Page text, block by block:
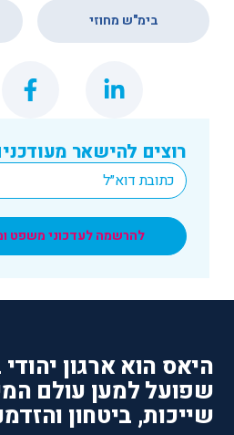
רוצים להישאר
Email
*
להרשמה לעדכוני משפט
בימ"ש מחוזי
היאס הוא ארגון יהודי
שפועל למען עולם
שייכות, ביטחון